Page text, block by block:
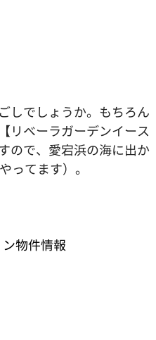
しでしょうか。もちろん
リベーラガーデンイース
ので、愛宕浜の海に出か
ってます）。
物件情報